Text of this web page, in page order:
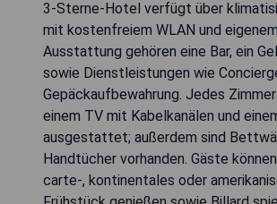
3-Sterne-Hotel verfügt über
mit kostenfreiem WLAN und
Ausstattung gehören eine Bar, ein
sowie Dienstleistungen wie
Gepäckaufbewahrung. Jedes
einem TV mit Kabelkanälen und
ausgestattet; außerdem sind
Handtücher vorhanden. Gäste
carte-, kontinentales oder